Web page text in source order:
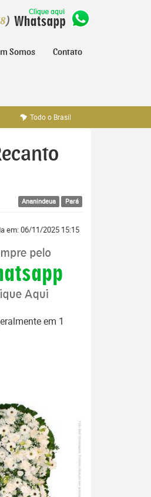
)
Somos Contato
Todo o Brasil
Ananindeua Pará
em: 06/11/2025 15:15
em 1